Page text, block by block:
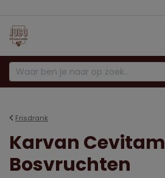
Frisdrank
Karvan Cevitam
Bosvruchten